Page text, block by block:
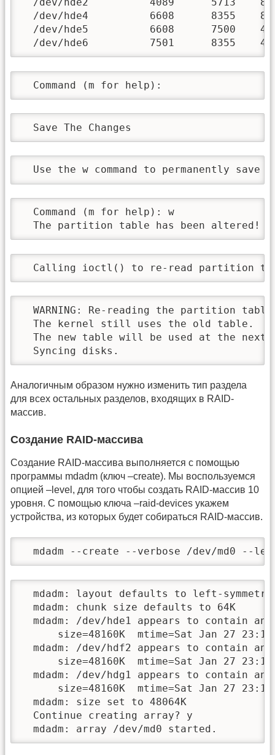
/dev/hde4          6608      8355
/dev/hde5          6608      7500
/dev/hde6          7501      8355
  Command (m for help):
  Save The Changes
Use the w command to permanently save
  Command (m for help): w
  The partition table has been altered!
Calling ioctl() to re-read partition
WARNING: Re-reading the partition
  The kernel still uses the old table.
The new table will be used at the next
  Syncing disks.
Аналогичным образом нужно изменить тип раздела
для всех остальных разделов, входящих в RAID-
массив.
Создание RAID-массива
Создание RAID-массива выполняется с помощью
программы mdadm (ключ –create). Мы воспользуемся
опцией –level, для того чтобы создать RAID-массив 10
уровня. С помощью ключа –raid-devices укажем
устройства, из которых будет собираться RAID-массив.
mdadm --create --verbose /dev/md0 --
mdadm: layout defaults to left-
  mdadm: chunk size defaults to 64K
mdadm: /dev/hde1 appears to contain an
size=48160K  mtime=Sat Jan 27
mdadm: /dev/hdf2 appears to contain an
size=48160K  mtime=Sat Jan 27
mdadm: /dev/hdg1 appears to contain an
size=48160K  mtime=Sat Jan 27
  mdadm: size set to 48064K
  Continue creating array? y
  mdadm: array /dev/md0 started.